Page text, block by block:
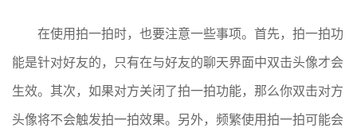
在使用拍一拍时，也要注意一些事项。首先，拍一拍功
能是针对好友的，只有在与好友的聊天界面中双击头像才会
生效。其次，如果对方关闭了拍一拍功能，那么你双击对方
头像将不会触发拍一拍效果。另外，频繁使用拍一拍可能会